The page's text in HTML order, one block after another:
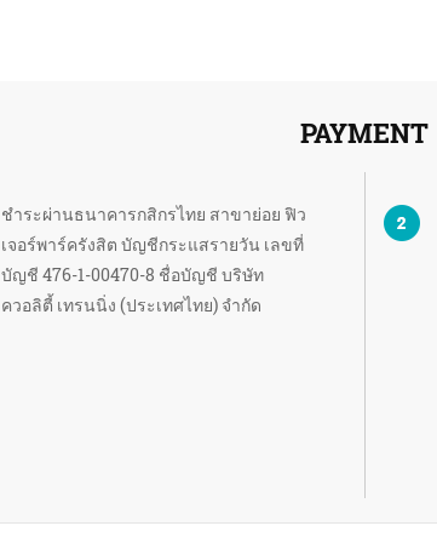
PAYMENT
ชำระผ่านธนาคารกสิกรไทย สาขาย่อย ฟิว
เจอร์พาร์ครังสิต บัญชีกระแสรายวัน เลขที่
บัญชี 476-1-00470-8 ชื่อบัญชี บริษัท
ควอลิตี้ เทรนนิ่ง (ประเทศไทย) จำกัด